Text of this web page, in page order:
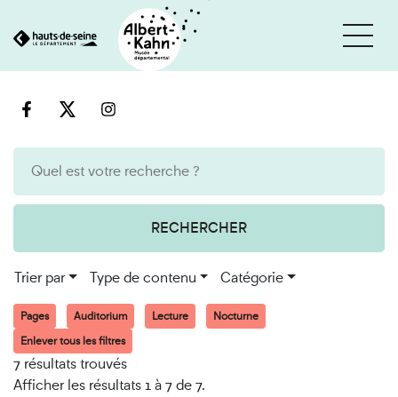
au
RECHERCHER
Trier par Type de contenu Catégorie
Pages Auditorium Lecture
Nocturne
Enlever tous les filtres
7 résultats trouvés
Afficher les résultats 1 à 7 de 7.
Cookies et traceurs utilisés sur ce site